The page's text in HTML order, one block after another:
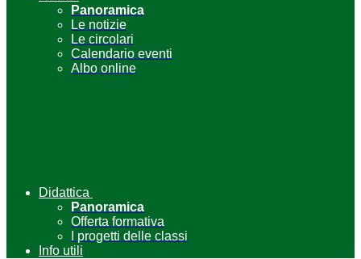
Panoramica
Le notizie
Le circolari
Calendario eventi
Albo online
Didattica
Panoramica
Offerta formativa
I progetti delle classi
Info utili